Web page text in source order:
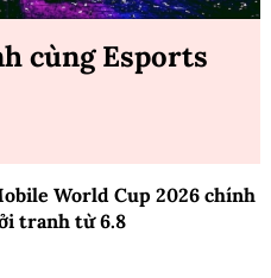
cùng Esports
World Cup 2026 chính
tranh từ 6.8